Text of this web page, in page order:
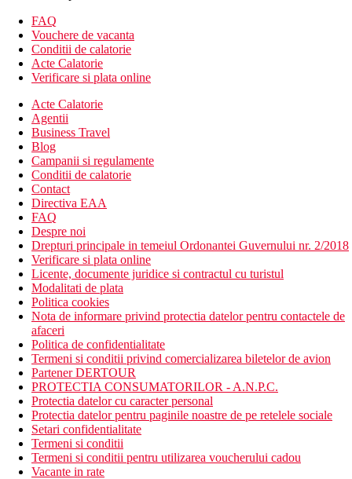
Descrierea plajei
Sezlonguri si umbrele gratuite
Oferta sportiva
Gratuit: tenis de masa.
Contra cost: sporturi nautice pe plaja.
Internet
Gratuit: Wi-Fi in hol
Mese
All Inclusive
Bufet mic dejun
Pranz tip bufet
Gustare in timpul zilei
Cina tip bufet
Bauturi alcoolice si nealcoolice (10:00-24:00)
Categoria oficiala
3 stele
Distanţe
500 m
Centrul orasului
65 km
Distanta de cel mai apropiat aeroport
1 km
Magazine
0 m
FAQ
Vouchere de vacanta
Conditii de calatorie
Acte Calatorie
Verificare si plata online
Acte Calatorie
Agentii
Business Travel
Blog
Campanii si regulamente
Conditii de calatorie
Contact
Directiva EAA
FAQ
Despre noi
Drepturi principale in temeiul Ordonantei Guvernului nr. 2/2018
Verificare si plata online
Licente, documente juridice si contractul cu turistul
Modalitati de plata
Politica cookies
Nota de informare privind protectia datelor pentru contactele de
afaceri
Politica de confidentialitate
Termeni si conditii privind comercializarea biletelor de avion
Partener DERTOUR
PROTECTIA CONSUMATORILOR - A.N.P.C.
Protectia datelor cu caracter personal
Protectia datelor pentru paginile noastre de pe retelele sociale
Setari confidentialitate
Termeni si conditii
Termeni si conditii pentru utilizarea voucherului cadou
Vacante in rate